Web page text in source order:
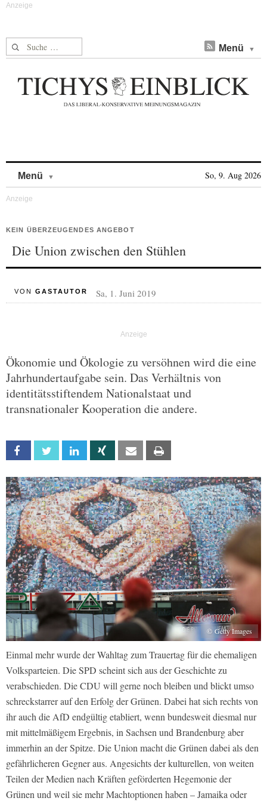
Suche nach: Menü
Menü So, 9. Aug 2026
KEIN ÜBERZEUGENDES ANGEBOT
Die Union zwischen den Stühlen
VON GASTAUTOR Sa, 1. Juni 2019
Ökonomie und Ökologie zu versöhnen wird die eine
Jahrhundertaufgabe sein. Das Verhältnis von
identitätsstiftendem Nationalstaat und
transnationaler Kooperation die andere.
Facebook Twitter Linkedin Xing Email
© Getty Images
Einmal mehr wurde der Wahltag zum Trauertag für die ehemaligen
Volksparteien. Die SPD scheint sich aus der Geschichte zu
verabschieden. Die CDU will gerne noch bleiben und blickt umso
schreckstarrer auf den Erfolg der Grünen. Dabei hat sich rechts von
ihr auch die AfD endgültig etabliert, wenn bundesweit diesmal nur
mit mittelmäßigem Ergebnis, in Sachsen und Brandenburg aber
immerhin an der Spitze. Die Union macht die Grünen dabei als den
gefährlicheren Gegner aus. Angesichts der kulturellen, von weiten
Teilen der Medien nach Kräften geförderten Hegemonie der
Grünen und weil sie mehr Machtoptionen haben – Jamaika oder